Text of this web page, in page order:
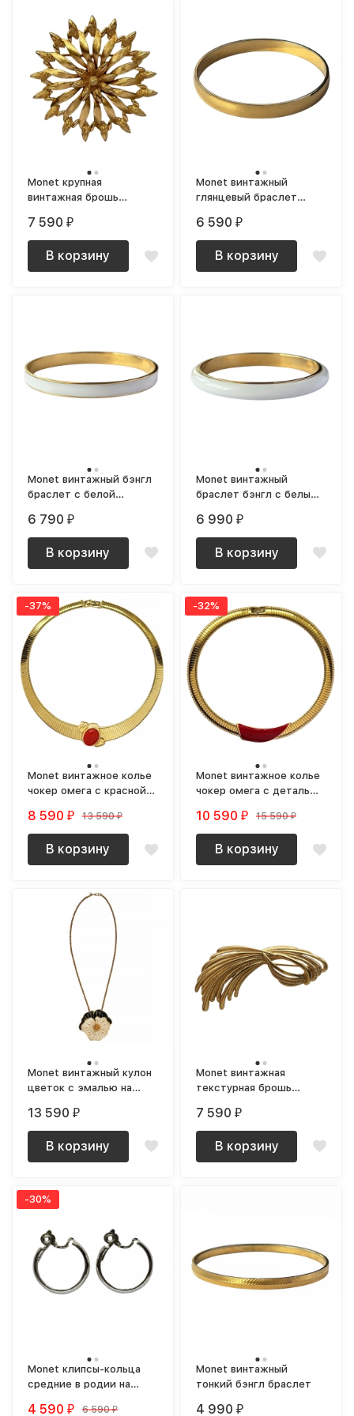
Monet крупная
винтажная брошь
7 590 ₽
В корзину
Monet винтажный
глянцевый браслет
6 590 ₽
В корзину
Monet винтажный бэнгл
браслет с белой
6 790 ₽
В корзину
Monet винтажный
браслет бэнгл с белым
6 990 ₽
В корзину
-37%
Monet винтажное колье
чокер омега с красной
8 590 ₽ 13 590 ₽
В корзину
-32%
Monet винтажное колье
чокер омега с деталью
10 590 ₽ 15 590 ₽
В корзину
Monet винтажный кулон
цветок с эмалью на
13 590 ₽
В корзину
Monet винтажная
текстурная брошь
7 590 ₽
В корзину
-30%
Monet клипсы-кольца
средние в родии на
4 590 ₽ 6 590 ₽
Monet винтажный
тонкий бэнгл браслет
4 990 ₽